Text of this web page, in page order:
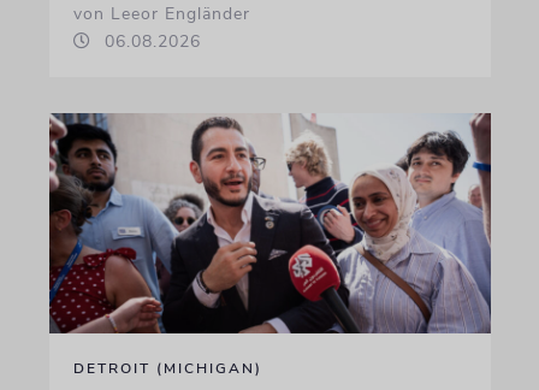
von Leeor Engländer
06.08.2026
DETROIT (MICHIGAN)